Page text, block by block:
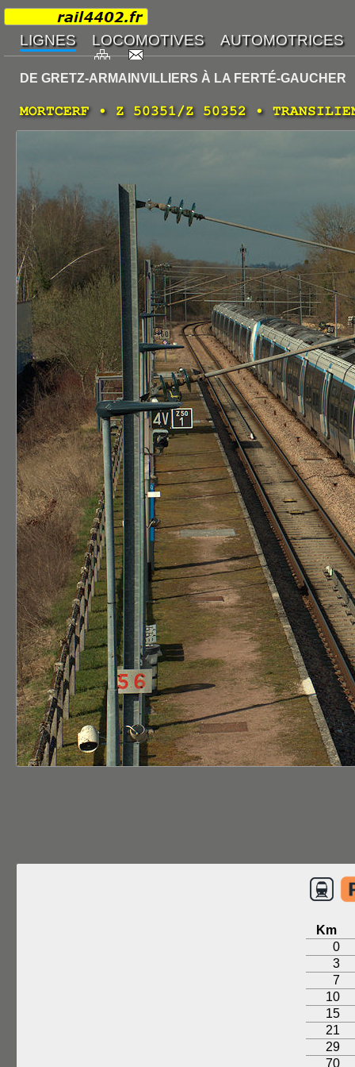
DE GRETZ-ARMAINVILLIERS À LA FERTÉ-GAUCHER
MORTCERF • Z 50351/Z 50352 •
Km
0
3
7
10
15
21
29
70